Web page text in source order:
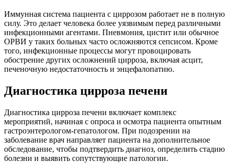
Иммунная система пациента с циррозом работает не в полную
силу. Это делает человека более уязвимым перед различными
инфекционными агентами. Пневмония, цистит или обычное
ОРВИ у таких больных часто осложняются сепсисом. Кроме
того, инфекционные процессы могут провоцировать
обострение других осложнений цирроза, включая асцит,
печеночную недостаточность и энцефалопатию.
Диагностика цирроза печени
Диагностика цирроза печени включает комплекс
мероприятий, начиная с опроса и осмотра пациента опытным
гастроэнтерологом-гепатологом. При подозрении на
заболевание врач направляет пациента на дополнительное
обследование, чтобы подтвердить диагноз, определить стадию
болезни и выявить сопутствующие патологии.